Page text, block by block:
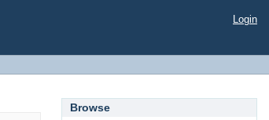
Login
Browse